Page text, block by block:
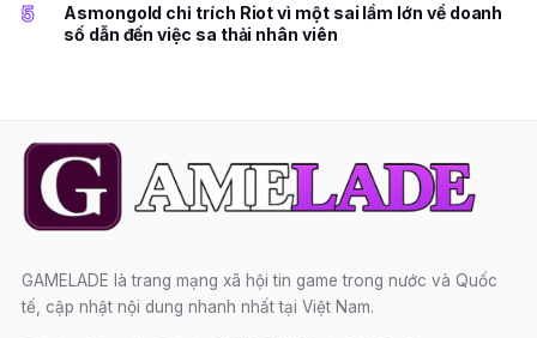
5
Asmongold chỉ trích Riot vì một sai lầm lớn về doanh
số dẫn đến việc sa thải nhân viên
GAMELADE là trang mạng xã hội tin game trong nước và Quốc
tế, cập nhật nội dung nhanh nhất tại Việt Nam.